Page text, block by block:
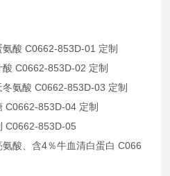
酸 C0662-853D-01 定制
C0662-853D-02 定制
氨酸 C0662-853D-03 定制
C0662-853D-04 定制
C0662-853D-05
酸、含4％牛血清白蛋白 C066